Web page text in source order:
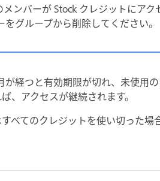
ンバーが Stock クレジットにアク
グループから削除してください。
が経つと有効期限が切れ、未使用
、アクセスが継続されます。
べてのクレジットを使い切った場